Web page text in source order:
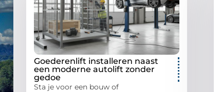
Goederenlift installeren naast
een moderne autolift zonder
gedoe
Sta je voor een bouw of